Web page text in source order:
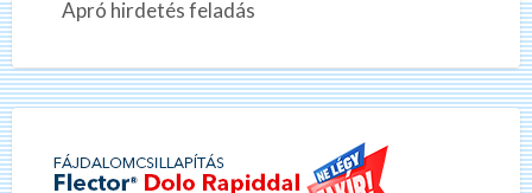
Apró hirdetés feladás